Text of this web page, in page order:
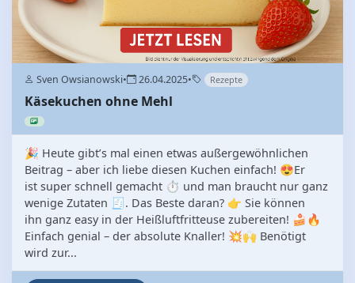
Sven Owsianowski• 26.04.2025• Rezepte
Käsekuchen ohne Mehl
🎉 Heute gibt’s mal einen etwas außergewöhnlichen
Beitrag – aber ich liebe diesen Kuchen einfach! 😍Er
ist super schnell gemacht ⏱️ und man braucht nur ganz
wenige Zutaten 🧾. Das Beste daran? 👉 Sie können
ihn ganz easy in der Heißluftfritteuse zubereiten! 🍰🔥
Einfach genial – der absolute Knaller! 💥🙌 Benötigt
wird zur...